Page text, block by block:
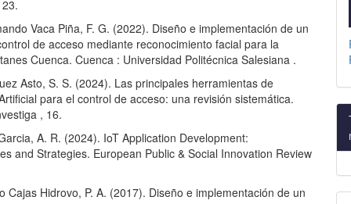
Vaca Piña, F. G. (2022). Diseño e implementación de un
de acceso mediante reconocimiento facial para la
Cuenca. Cuenca : Universidad Politécnica Salesiana .
Asto, S. S. (2024). Las principales herramientas de
para el control de acceso: una revisión sistemática.
, 16.
A. R. (2024). IoT Application Development:
and Strategies. European Public & Social Innovation Review
Cajas Hidrovo, P. A. (2017). Diseño e implementación de un